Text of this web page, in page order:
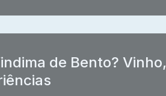
de Bento? Vinho,